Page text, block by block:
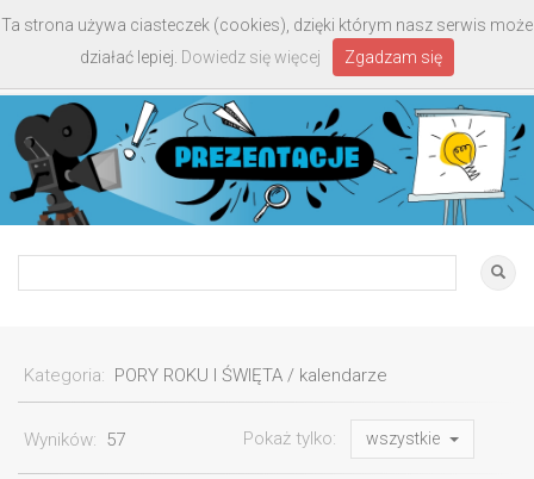
Kategoria: PORY ROKU I ŚWIĘTA / kalendarze
Wyników: 57 Pokaż tylko: wszystkie
Ta strona używa ciasteczek (cookies), dzięki którym nasz serwis może
działać lepiej. Dowiedz się więcej Zgadzam się